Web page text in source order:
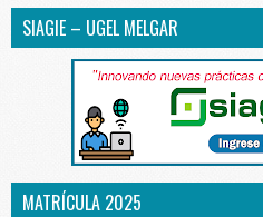
SIAGIE – UGEL MELGAR
MATRÍCULA 2025